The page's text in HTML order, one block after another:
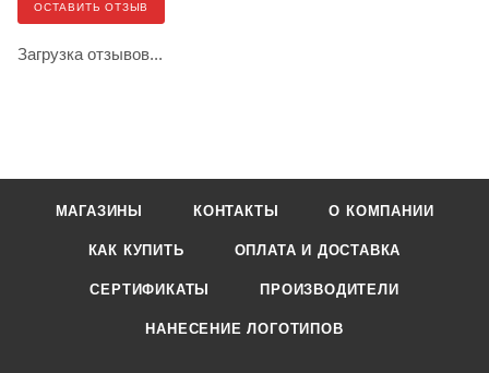
ОСТАВИТЬ ОТЗЫВ
Загрузка отзывов...
МАГАЗИНЫ КОНТАКТЫ О КОМПАНИИ
КАК КУПИТЬ ОПЛАТА И ДОСТАВКА
СЕРТИФИКАТЫ ПРОИЗВОДИТЕЛИ
НАНЕСЕНИЕ ЛОГОТИПОВ